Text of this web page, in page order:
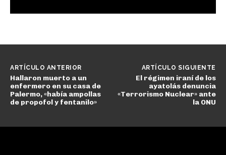
ARTÍCULO ANTERIOR
Hallaron muerto a un
enfermero en su casa de
Palermo, «había ampollas
de propofol y fentanilo»
ARTÍCULO SIGUIENTE
El régimen iraní de los
ayatolás denuncia
«Terrorismo Nuclear» ante
la ONU